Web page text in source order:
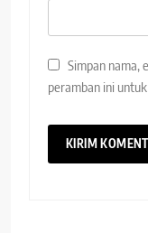
Simpan nama,
peramban ini